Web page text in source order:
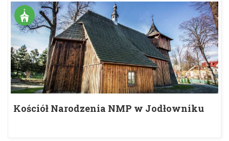
Kościół Narodzenia NMP w Jodłowniku